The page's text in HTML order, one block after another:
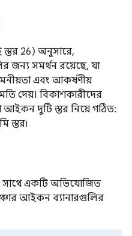
26) অনুসারে,
সমর্থন রয়েছে, যা
এবং আকর্ষণীয়
দেয়। বিকাশকারীদের
দুটি স্তর নিয়ে গঠিত:
স্তর৷
সাথে একটি অভিযোজিত
আইকন ব্যানারগুলির